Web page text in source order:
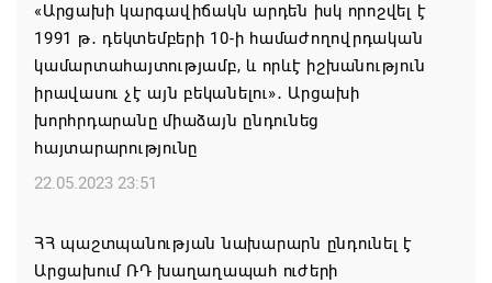
Ռուսաստանի բանակը «Իսկանդերով» հարվածել է
ուկրաինական գնացքին
07.08.2026 14:32
Հայաստանի մի շարք զբոսաշրջային
07.08.2026 13:49
«Արցախի կարգավիճակն արդեն իսկ որոշվել է
1991 թ․ դեկտեմբերի 10-ի համաժողովրդական
կամարտահայտությամբ, և որևէ իշխանություն
իրավասու չէ այն բեկանելու»․ Արցախի
խորհրդարանը միաձայն ընդունեց
հայտարարությունը
22.05.2023 23:51
ՀՀ պաշտպանության նախարարն ընդունել է
Արցախում ՌԴ խաղաղապահ ուժերի